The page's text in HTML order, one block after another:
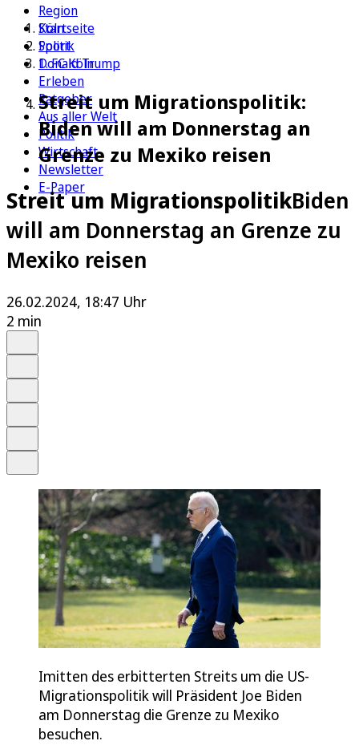
Region
Köln
Sport
1. FC Köln
Erleben
Ratgeber
Aus aller Welt
Politik
Wirtschaft
Newsletter
E-Paper
Startseite
Politik
Donald Trump
Streit um Migrationspolitik:
Biden will am Donnerstag an
Grenze zu Mexiko reisen
Streit um MigrationspolitikBiden
will am Donnerstag an Grenze zu
Mexiko reisen
26.02.2024, 18:47 Uhr
2 min
Imitten des erbitterten Streits um die US-
Migrationspolitik will Präsident Joe Biden
am Donnerstag die Grenze zu Mexiko
besuchen.